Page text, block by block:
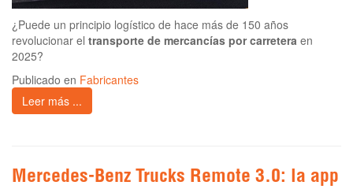
¿Puede un principio logístico de hace más de 150 años
revolucionar el transporte de mercancías por carretera en
2025?
Publicado en Fabricantes
Leer más ...
Mercedes-Benz Trucks Remote 3.0: la app